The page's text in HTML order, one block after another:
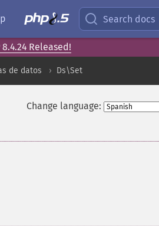
Search docs
8.4.24 Released!
de datos Ds\Set
Change language: